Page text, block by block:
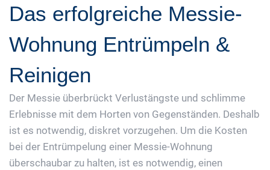
Das erfolgreiche Messie-
Wohnung Entrümpeln &
Reinigen
Der Messie überbrückt Verlustängste und schlimme
Erlebnisse mit dem Horten von Gegenständen. Deshalb
ist es notwendig, diskret vorzugehen. Um die Kosten
bei der Entrümpelung einer Messie-Wohnung
überschaubar zu halten, ist es notwendig, einen